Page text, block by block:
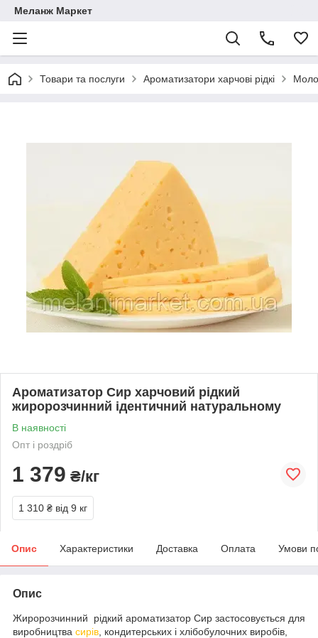
Меланж Маркет
Товари та послуги Ароматизатори харчові рідкі
Ароматизатор Сир харчовий рідкий
жиророзчинний ідентичний натуральному
В наявності
Опт і роздріб
1 379 ₴/кг
1 310 ₴ від 9 кг
Опис Характеристики Доставка Оплата Умови
Опис
Жиророзчинний рідкий ароматизатор Сир застосовується для
виробництва сирів , кондитерських і хлібобулочних виробів,